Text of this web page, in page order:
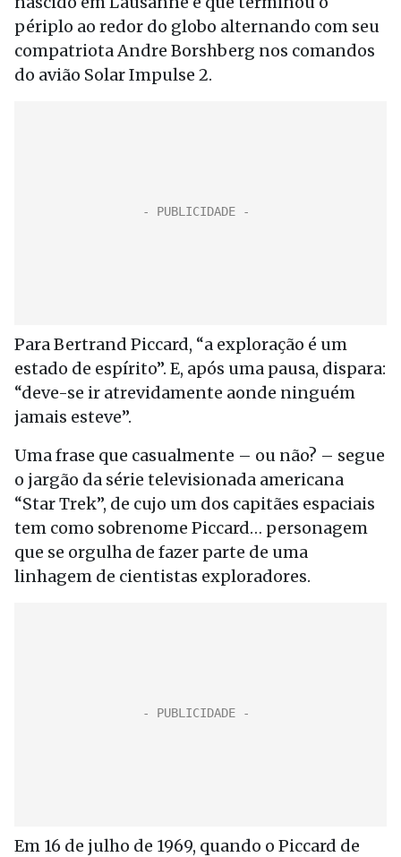
périplo ao redor do globo alternando com seu
compatriota Andre Borshberg nos comandos
do avião Solar Impulse 2.
Para Bertrand Piccard, “a exploração é um
estado de espírito”. E, após uma pausa, dispara:
“deve-se ir atrevidamente aonde ninguém
jamais esteve”.
Uma frase que casualmente – ou não? – segue
o jargão da série televisionada americana
“Star Trek”, de cujo um dos capitães espaciais
tem como sobrenome Piccard… personagem
que se orgulha de fazer parte de uma
linhagem de cientistas exploradores.
Em 16 de julho de 1969, quando o Piccard de